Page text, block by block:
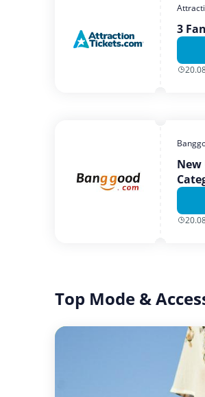
3
New
Top Mode &